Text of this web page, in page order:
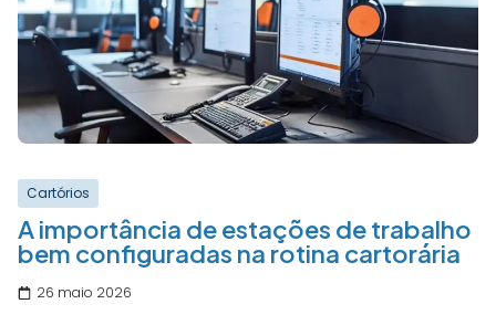
Cartórios
A importância de estações de trabalho
bem configuradas na rotina cartorária
26 maio 2026